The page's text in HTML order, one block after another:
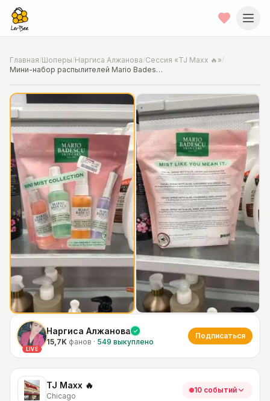
Главная/Шоперы/Наргиса Алжанова/Сессия «TJ Maxx 🔥»/
Мини-набор распылителей Mario Badescu
📍
LIVE
Наргиса Алжанова
15,7K фанов · 549 выкуплено
Подписаться
TJ Maxx 🔥
Chicago
10 событий